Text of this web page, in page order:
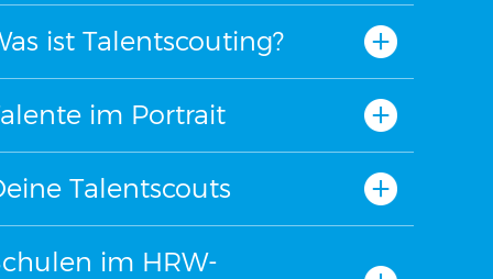
ist Talentscouting?
im Portrait
Talentscouts
im HRW-